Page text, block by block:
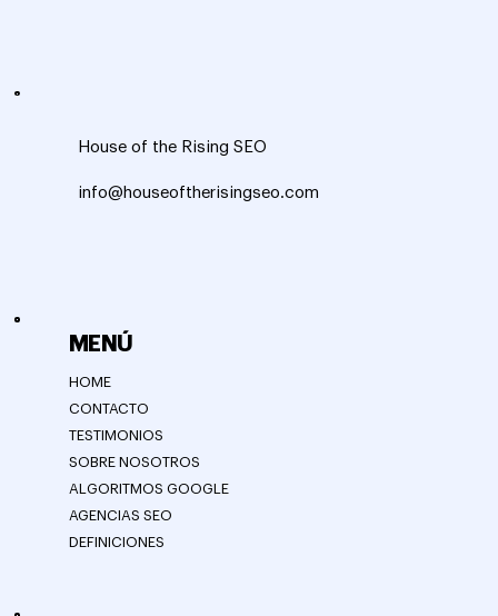
MENÚ
HOME
CONTACTO
TESTIMONIOS
SOBRE NOSOTROS
ALGORITMOS GOOGLE
AGENCIAS SEO
DEFINICIONES
House of the Rising SEO
info@houseoftherisingseo.com